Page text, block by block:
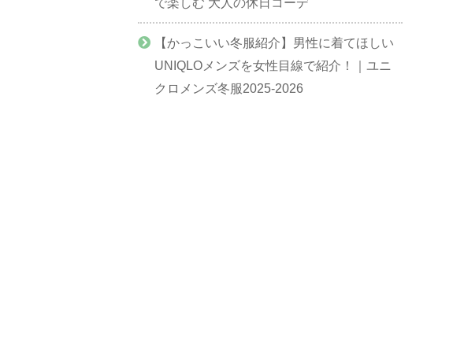
【かっこいい冬服紹介】男性に着てほしい
UNIQLOメンズを女性目線で紹介！｜ユニ
クロメンズ冬服2025-2026